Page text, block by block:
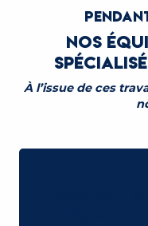
NOS
À l’issue de ces